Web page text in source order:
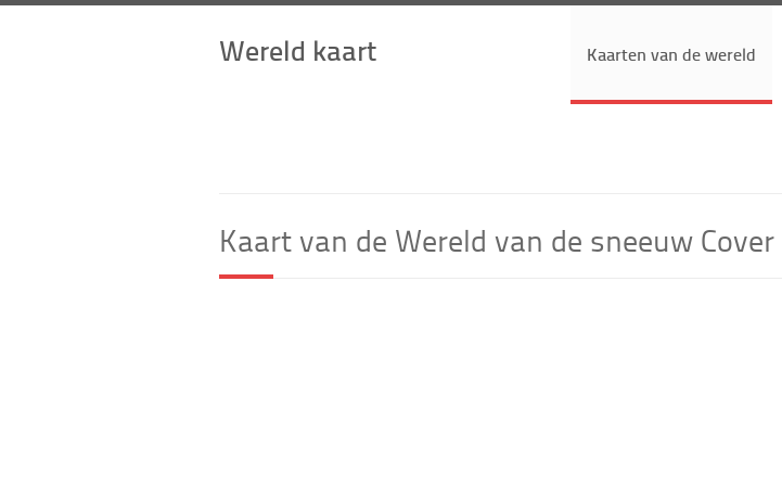
Wereld kaart Kaarten van de wereld
Kaart van de Wereld van de sneeuw Cover